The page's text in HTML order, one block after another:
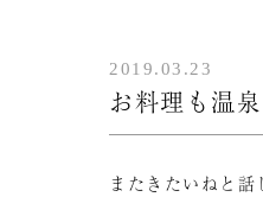
2019.03.23
お料理も温
またきたいねと話